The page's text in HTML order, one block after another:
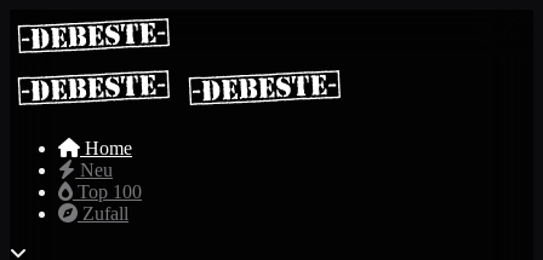
Home
Neu
Top 100
Zufall